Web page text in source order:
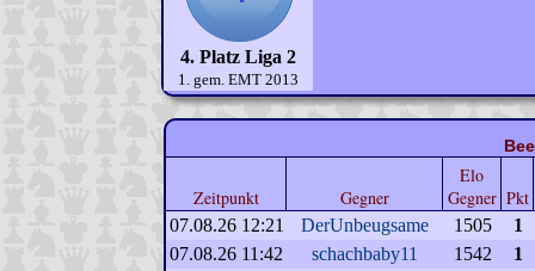
4. Platz Liga 2
1. gem. EMT 2013
Zeitpunkt Gegner
Elo
Gegner Pkt
07.08.26 12:21 DerUnbeugsame 1505
1
07.08.26 11:42
schachbaby11 1542
1